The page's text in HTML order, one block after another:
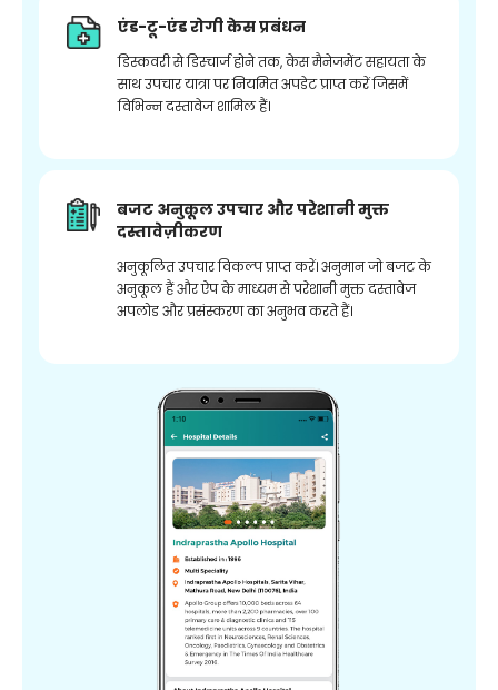
एंड-टू-एंड रोगी केस प्रबंधन
डिस्कवरी से डिस्चार्ज होने तक, केस मैनेजमेंट सहायता के
साथ उपचार यात्रा पर नियमित अपडेट प्राप्त करें जिसमें
विभिन्न दस्तावेज शामिल हैं।
बजट अनुकूल उपचार और परेशानी मुक्त
दस्तावेज़ीकरण
अनुकूलित उपचार विकल्प प्राप्त करें। अनुमान जो बजट के
अनुकूल हैं और ऐप के माध्यम से परेशानी मुक्त दस्तावेज
अपलोड और प्रसंस्करण का अनुभव करते हैं।